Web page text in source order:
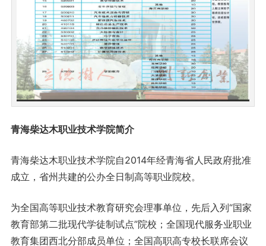
青海柴达木职业技术学院简介
青海柴达木职业技术学院自2014年经青海省人民政府批准
成立，省州共建的公办全日制高等职业院校。
为全国高等职业技术教育研究会理事单位，先后入列“国家
教育部第二批现代学徒制试点”院校；全国现代服务业职业
教育集团西北分部成员单位；全国高职高专校长联席会议